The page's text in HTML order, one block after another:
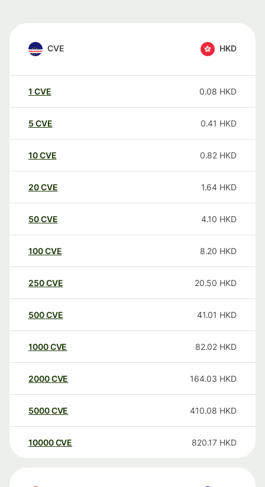
CVE HKD
1 CVE 0.08 HKD
5 CVE 0.41 HKD
10CVE 0.82 HKD
20CVE 1.64 HKD
50CVE 4.10 HKD
100CVE 8.20 HKD
250CVE 20.50 HKD
500CVE 41.01 HKD
1000CVE 82.02 HKD
2000CVE 164.03 HKD
5000CVE 410.08 HKD
10000 CVE 820.17 HKD